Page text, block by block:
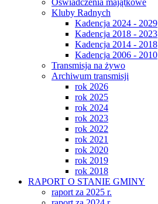
Kluby Radnych
Kadencja 2024 - 2029
Kadencja 2018 - 2023
Kadencja 2014 - 2018
Kadencja 2006 - 2010
Transmisja na żywo
Archiwum transmisji
rok 2026
rok 2025
rok 2024
rok 2023
rok 2022
rok 2021
rok 2020
rok 2019
rok 2018
RAPORT O STANIE GMINY
raport za 2025 r.